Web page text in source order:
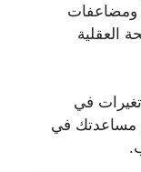
ومضاعفات
العقلية
في
مساعدتك في